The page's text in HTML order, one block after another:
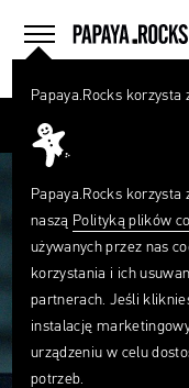
menu
home
Papaya.Rocks korzysta
Papaya.Rocks
naszą Polityką plików
używanych przez nas
korzystania i ich
partnerach. Jeśli
instalację
urządzeniu w celu
potrzeb.
Czego
szukasz?